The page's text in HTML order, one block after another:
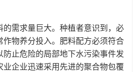
的需求量巨大。种植者意识到，必
作物养分投入。肥料配方必须符合
防止危险的局部地下水污染事件发
业企业迅速采用先进的聚合物包覆